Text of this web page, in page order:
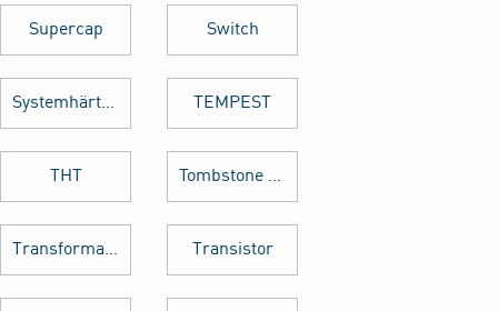
Supercap Switch
Systemhärtung TEMPEST
THT Tombstone Effekt
Transformator Transistor